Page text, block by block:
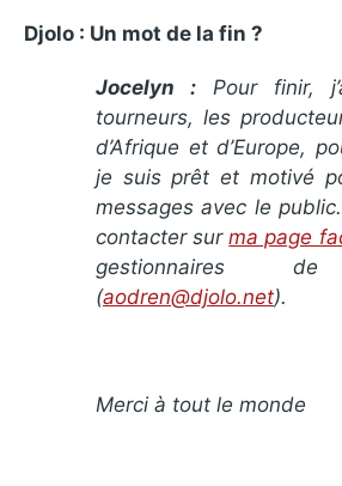
Djolo : Un mot de la fin ?
Jocelyn : Pour finir,
tourneurs, les
d’Afrique et d’Europe,
je suis prêt et motivé
messages avec le
contacter surma page
gestionnaires
(aodren@djolo.net).
Merci à tout le monde